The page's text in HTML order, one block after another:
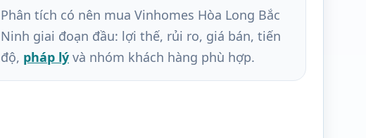
Phân tích có nên mua Vinhomes Hòa Long Bắc
Ninh giai đoạn đầu: lợi thế, rủi ro, giá bán, tiến
độ, pháp lý và nhóm khách hàng phù hợp.